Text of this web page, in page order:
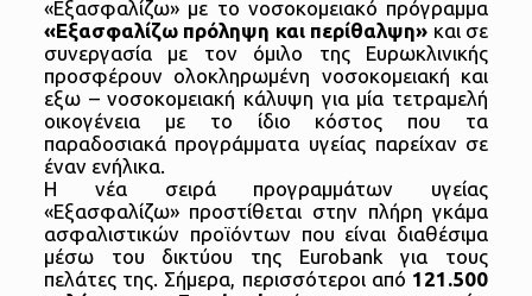
«Εξασφαλίζω» με το νοσοκομειακό πρόγραμμα
«Εξασφαλίζω πρόληψη και περίθαλψη» και σε
συνεργασία με τον όμιλο της Ευρωκλινικής
προσφέρουν ολοκληρωμένη νοσοκομειακή και
εξω – νοσοκομειακή κάλυψη για μία τετραμελή
οικογένεια με το ίδιο κόστος που τα
παραδοσιακά προγράμματα υγείας παρείχαν σε
έναν ενήλικα.
Η νέα σειρά προγραμμάτων υγείας
«Εξασφαλίζω» προστίθεται στην πλήρη γκάμα
ασφαλιστικών προϊόντων που είναι διαθέσιμα
μέσω του δικτύου της Eurobank για τους
πελάτες της. Σήμερα, περισσότεροι από 121.500